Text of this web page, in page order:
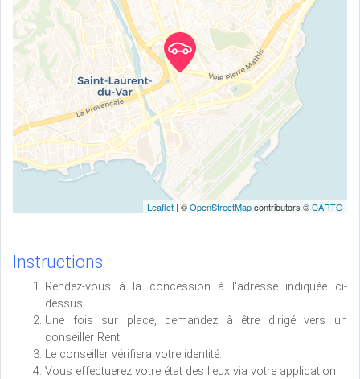
Leaflet | ©OpenStreetMapcontributors ©CARTO
Instructions
Rendez-vous à la concession à l'adresse indiquée ci-
dessus.
Une fois sur place, demandez à être dirigé vers un
conseiller Rent.
Le conseiller vérifiera votre identité.
Vous effectuerez votre état des lieux via votre application.